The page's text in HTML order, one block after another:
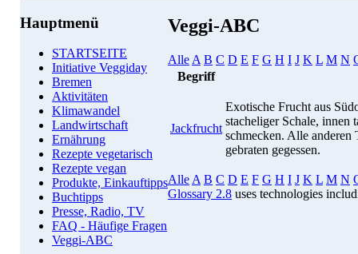
Hauptmenü
STARTSEITE
Initiative Veggiday
Bremen
Aktivitäten
Klimawandel
Landwirtschaft
Ernährung
Rezepte vegetarisch
Rezepte vegan
Produkte, Einkauftipps
Buchtipps
Presse, Radio, TV
FAQ - Häufige Fragen
Veggi-ABC
Veggi-ABC
Alle A B C D E F G H I J K L M N
Begriff
Jackfrucht
Exotische Frucht aus
stacheliger Schale, innen
schmecken. Alle anderen
gebraten gegessen.
Alle A B C D E F G H I J K L M N
Glossary 2.8 uses technologies